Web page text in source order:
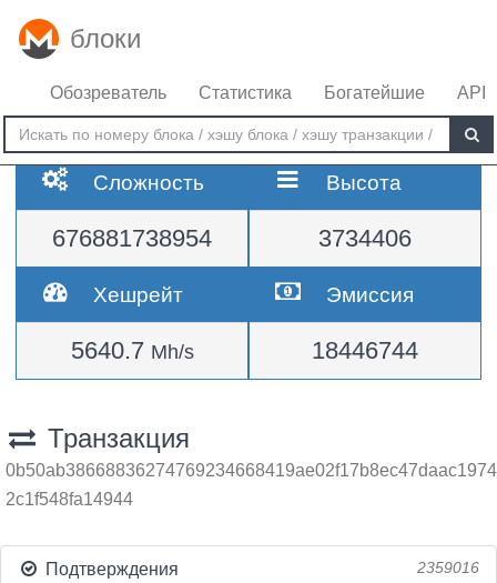
блоки
Обозреватель Статистика Богатейшие API
Сложность
676881738954
Высота
3734406
Хешрейт
5640.7 Mh/s
Эмиссия
18446744
Транзакция
0b50ab38668836274769234668419ae02f17b8ec47daac1974
2c1f548fa14944
Подтверждения 2359016